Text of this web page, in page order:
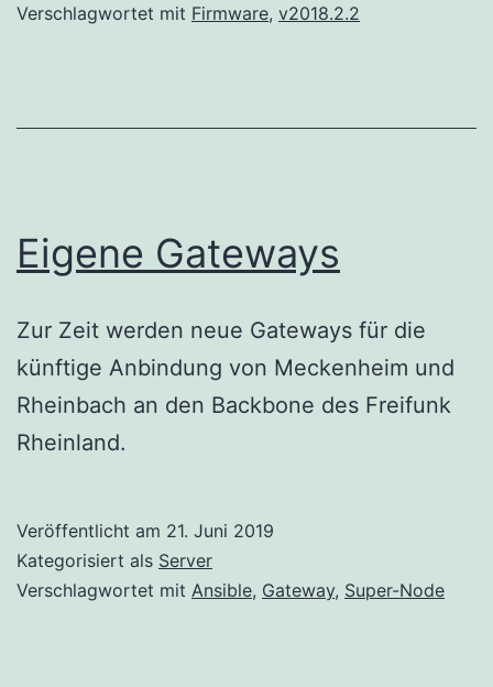
Verschlagwortet mit Firmware, v2018.2.2
Eigene Gateways
Zur Zeit werden neue Gateways für die
künftige Anbindung von Meckenheim und
Rheinbach an den Backbone des Freifunk
Rheinland.
Veröffentlicht am 21. Juni 2019
Kategorisiert als Server
Verschlagwortet mit Ansible, Gateway, Super-Node